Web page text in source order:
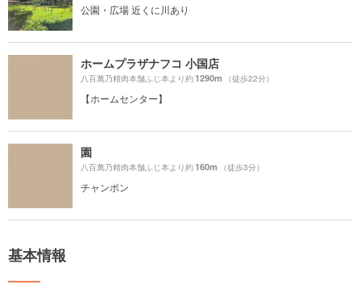
公園・広場 近くに川あり
ホームプラザナフコ 小国店
八百萬乃精肉本舗ふじ本より約1290m （徒歩22分）
【ホームセンター】
園
八百萬乃精肉本舗ふじ本より約160m （徒歩3分）
チャンポン
基本情報